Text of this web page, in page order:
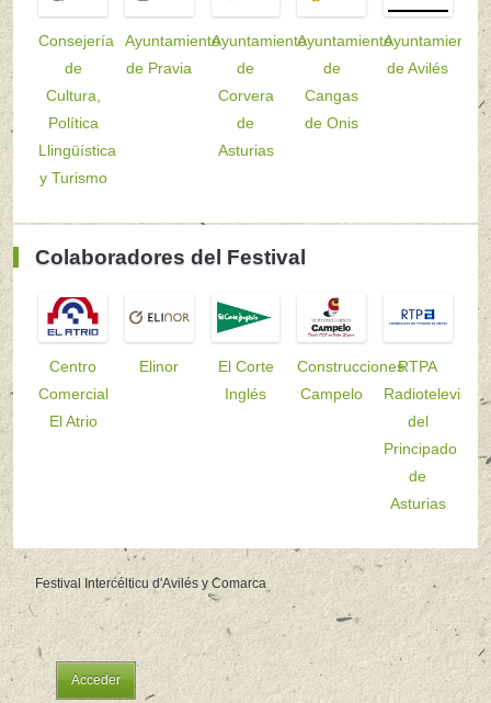
Consejería
de
Cultura,
Política
Llingüística
y Turismo
Ayuntamiento
de Pravia
Ayuntamiento
de
Corvera
de
Asturias
Ayuntamiento
de
Cangas
de Onis
Ayuntamiento
de Avilés
Colaboradores del Festival
Centro
Comercial
El Atrio
Elinor
El Corte
Inglés
Construcciones
Campelo
RTPA
Radiotelevisión
del
Principado
de
Asturias
Festival Intercélticu d'Avilés y Comarca
Acceder